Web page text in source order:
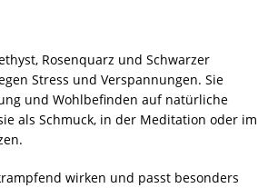
Rosenquarz und Schwarzer
Stress und Verspannungen. Sie
und Wohlbefinden auf natürliche
als Schmuck, in der Meditation oder im
wirken und passt besonders